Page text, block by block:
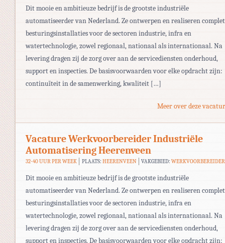
Dit mooie en ambitieuze bedrijf is de grootste industriële
automatiseerder van Nederland. Ze ontwerpen en realiseren
besturingsinstallaties voor de sectoren industrie, infra en
watertechnologie, zowel regionaal, nationaal als internationaal. Na
levering dragen zij de zorg over aan de servicediensten onderhoud,
support en inspecties. De basisvoorwaarden voor elke opdracht zijn:
continuïteit in de samenwerking, kwaliteit […]
Meer over deze
Vacature Werkvoorbereider Industriële
Automatisering Heerenveen
32-40 UUR PER WEEK PLAATS: HEERENVEEN VAKGEBIED:WERKVOORBEREIDER
Dit mooie en ambitieuze bedrijf is de grootste industriële
automatiseerder van Nederland. Ze ontwerpen en realiseren
besturingsinstallaties voor de sectoren industrie, infra en
watertechnologie, zowel regionaal, nationaal als internationaal. Na
levering dragen zij de zorg over aan de servicediensten onderhoud,
support en inspecties. De basisvoorwaarden voor elke opdracht zijn: